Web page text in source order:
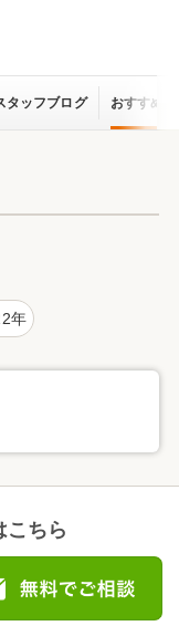
タッフブログ おすすめ
年
こちら